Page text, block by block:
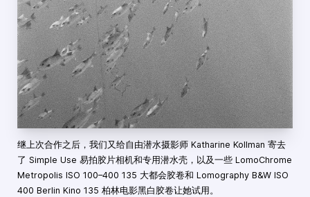
继上次合作之后，我们又给自由潜水摄影师 Katharine Kollman 寄去
了 Simple Use 易拍胶片相机和专用潜水壳，以及一些 LomoChrome
Metropolis ISO 100–400 135 大都会胶卷和 Lomography B&W ISO
400 Berlin Kino 135 柏林电影黑白胶卷让她试用。